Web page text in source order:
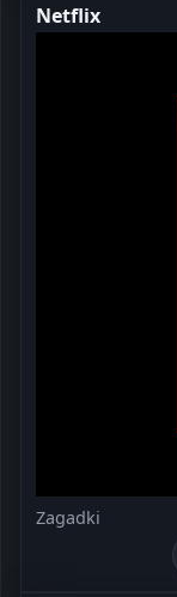
Netflix
Zagadki